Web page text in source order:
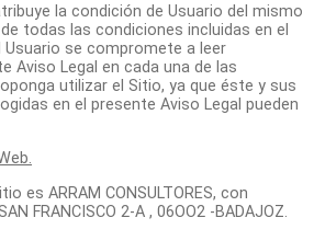
la condición de Usuario del mismo
todas las condiciones incluidas en el
Usuario se compromete a leer
Aviso Legal en cada una de las
utilizar el Sitio, ya que éste y sus
en el presente Aviso Legal pueden
es ARRAM CONSULTORES, con
FRANCISCO 2-A , 06OO2 -BADAJOZ.